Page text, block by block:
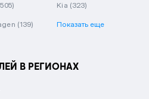
Kia (323)
(139) Показать еще
В РЕГИОНАХ